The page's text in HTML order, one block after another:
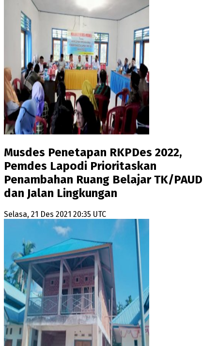
Musdes Penetapan RKPDes 2022,
Pemdes Lapodi Prioritaskan
Penambahan Ruang Belajar TK/PAUD
dan Jalan Lingkungan
Selasa, 21 Des 2021 20:35 UTC